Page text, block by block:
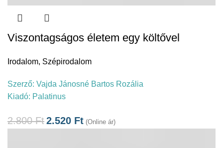
Viszontagságos életem egy költővel
Irodalom, Szépirodalom
Szerző: Vajda Jánosné Bartos Rozália
Kiadó: Palatinus
2.800Ft2.520 Ft (Online ár)